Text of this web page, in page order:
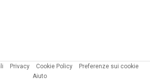
Privacy Cookie Policy
Preferenze sui cookie
Aiuto